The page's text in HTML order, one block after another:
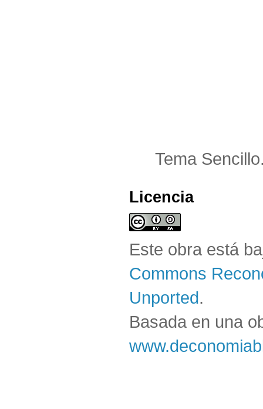
Tema
Licencia
Este obra está
Commons
Unported.
Basada en una